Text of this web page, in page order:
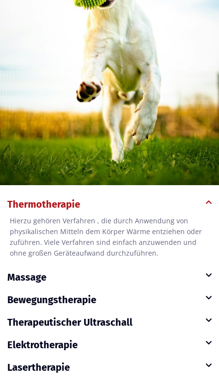
Thermotherapie
Hierzu gehören Verfahren , die durch Anwendung von
physikalischen Mitteln dem Körper Wärme entziehen oder
zuführen. Viele Verfahren sind einfach anzuwenden und
ohne großen Geräteaufwand durchzuführen.
Massage
Bewegungstherapie
Therapeutischer Ultraschall
Elektrotherapie
Lasertherapie